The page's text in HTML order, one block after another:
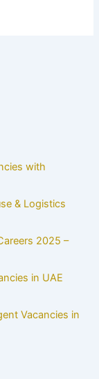
with
& Logistics
2025 –
in UAE
Vacancies in